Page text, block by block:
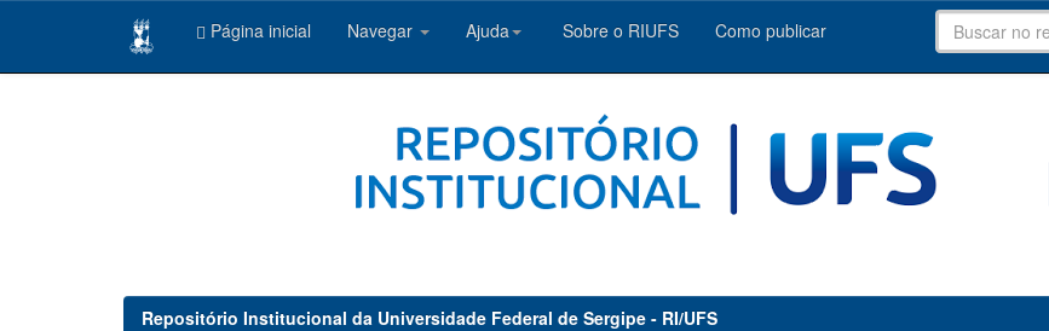
Página inicial Navegar Ajuda Sobre o RIUFS Como publicar
Repositório Institucional da Universidade Federal de Sergipe - RI/UFS